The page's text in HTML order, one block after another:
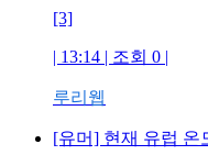
[3]
| 13:14 | 조회 0 |
루리웹
[유머] 현재 유럽 온